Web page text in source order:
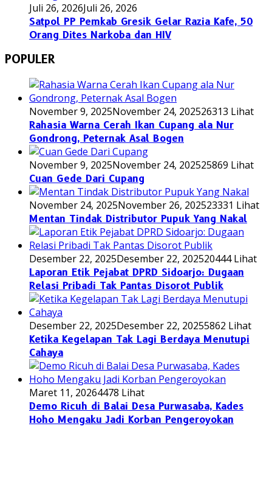
Juli 26, 2026Juli 26, 2026
Satpol PP Pemkab Gresik Gelar Razia Kafe, 50
Orang Dites Narkoba dan HIV
POPULER
November 9, 2025November 24, 202526313 Lihat
Rahasia Warna Cerah Ikan Cupang ala Nur
Gondrong, Peternak Asal Bogen
November 9, 2025November 24, 202525869 Lihat
Cuan Gede Dari Cupang
November 24, 2025November 26, 202523331 Lihat
Mentan Tindak Distributor Pupuk Yang Nakal
Desember 22, 2025Desember 22, 202520444 Lihat
Laporan Etik Pejabat DPRD Sidoarjo: Dugaan
Relasi Pribadi Tak Pantas Disorot Publik
Desember 22, 2025Desember 22, 20255862 Lihat
Ketika Kegelapan Tak Lagi Berdaya Menutupi
Cahaya
Maret 11, 20264478 Lihat
Demo Ricuh di Balai Desa Purwasaba, Kades
Hoho Mengaku Jadi Korban Pengeroyokan